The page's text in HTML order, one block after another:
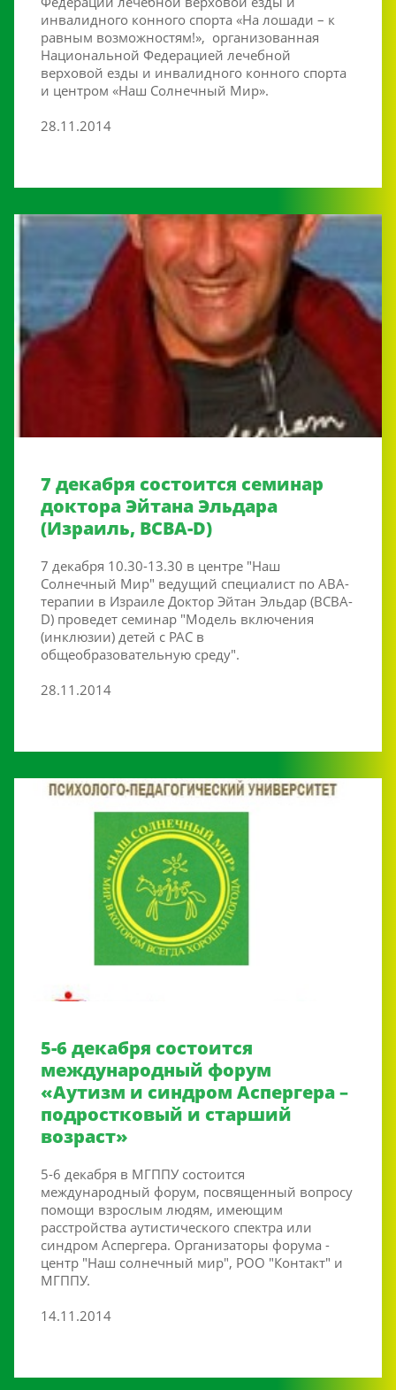
инвалидного конного спорта «На лошади – к
равным возможностям!», организованная
Национальной Федерацией лечебной
верховой езды и инвалидного конного спорта
и центром «Наш Солнечный Мир».
28.11.2014
7 декабря состоится семинар
доктора Эйтана Эльдара
(Израиль, BCBA-D)
7 декабря 10.30-13.30 в центре "Наш
Солнечный Мир" ведущий специалист по АВА-
терапии в Израиле Доктор Эйтан Эльдар (ВСВА-
D) проведет семинар "Модель включения
(инклюзии) детей с РАС в
общеобразовательную среду".
28.11.2014
5-6 декабря состоится
международный форум
«Аутизм и синдром Аспергера –
подростковый и старший
возраст»
5-6 декабря в МГППУ состоится
международный форум, посвященный вопросу
помощи взрослым людям, имеющим
расстройства аутистического спектра или
синдром Аспергера. Организаторы форума -
центр "Наш солнечный мир", РОО "Контакт" и
МГППУ.
14.11.2014